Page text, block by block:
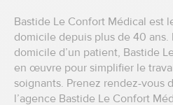
Bastide Le Confort Médical est
domicile depuis plus de 40
domicile d’un patient, Bastide
en œuvre pour simplifier le
soignants. Prenez rendez-vous
l’agence Bastide Le Confort